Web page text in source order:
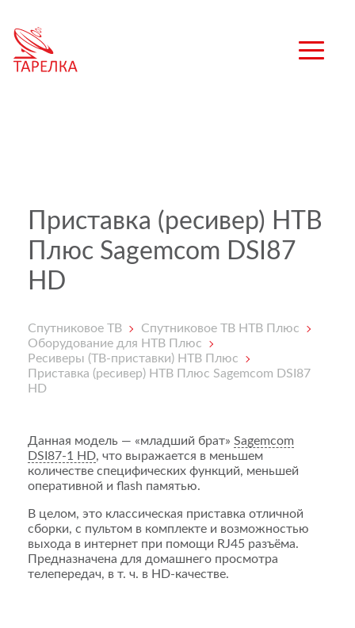
Приставка (ресивер) НТВ
Плюс Sagemcom DSI87
HD
Спутниковое ТВ
Спутниковое ТВ НТВ Плюс
Оборудование для НТВ Плюс
Ресиверы (ТВ-приставки) НТВ Плюс
Приставка (ресивер) НТВ Плюс Sagemcom DSI87
HD
Данная модель — «младший брат» Sagemcom
DSI87-1 HD, что выражается в меньшем
количестве специфических функций, меньшей
оперативной и flash памятью.
В целом, это классическая приставка отличной
сборки, с пультом в комплекте и возможностью
выхода в интернет при помощи RJ45 разъёма.
Предназначена для домашнего просмотра
телепередач, в т. ч. в HD-качестве.